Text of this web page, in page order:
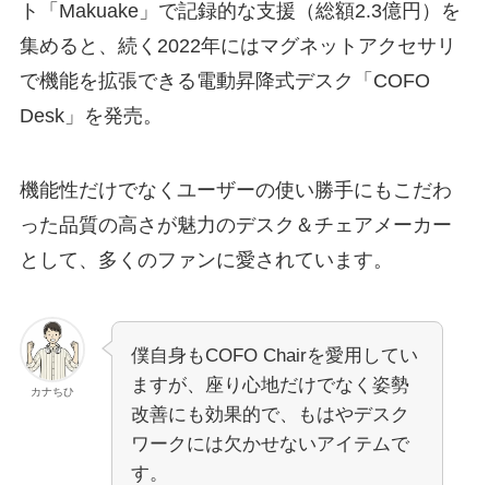
ト「 Makuake」で記録的な支援（総額2.3億円）を
集めると、続く2022年にはマグネットアクセサリ
で機能を拡張できる電動昇降式デスク「COFO
Desk」を発売。
機能性だけでなくユーザーの使い勝手にもこだわ
った品質の高さが魅力のデスク＆チェアメーカー
として、多くのファンに愛されています。
カナちひ
僕自身もCOFO Chairを愛用してい
ますが、座り心地だけでなく姿勢
改善にも効果的で、もはやデスク
ワークには欠かせないアイテムで
す。